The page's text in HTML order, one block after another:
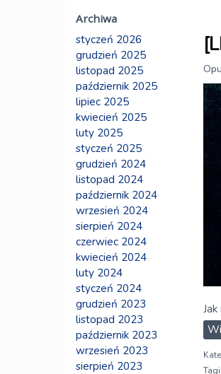
Tagi:
Archiwa
styczeń 2026
grudzień 2025
listopad 2025
październik 2025
lipiec 2025
kwiecień 2025
luty 2025
styczeń 2025
grudzień 2024
listopad 2024
październik 2024
wrzesień 2024
sierpień 2024
czerwiec 2024
kwiecień 2024
luty 2024
styczeń 2024
grudzień 2023
listopad 2023
październik 2023
wrzesień 2023
sierpień 2023